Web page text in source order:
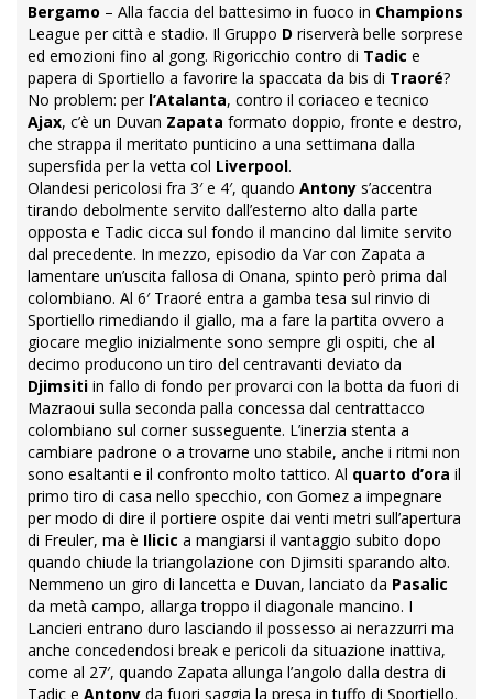
Bergamo – Alla faccia del battesimo in fuoco in Champions
League per città e stadio. Il Gruppo D riserverà belle sorprese
ed emozioni fino al gong. Rigoricchio contro di Tadic e
papera di Sportiello a favorire la spaccata da bis di Traoré?
No problem: per l’Atalanta, contro il coriaceo e tecnico
Ajax, c’è un Duvan Zapata formato doppio, fronte e destro,
che strappa il meritato punticino a una settimana dalla
supersfida per la vetta col Liverpool.
Olandesi pericolosi fra 3′ e 4′, quando Antony s’accentra
tirando debolmente servito dall’esterno alto dalla parte
opposta e Tadic cicca sul fondo il mancino dal limite servito
dal precedente. In mezzo, episodio da Var con Zapata a
lamentare un’uscita fallosa di Onana, spinto però prima dal
colombiano. Al 6′ Traoré entra a gamba tesa sul rinvio di
Sportiello rimediando il giallo, ma a fare la partita ovvero a
giocare meglio inizialmente sono sempre gli ospiti, che al
decimo producono un tiro del centravanti deviato da
Djimsiti in fallo di fondo per provarci con la botta da fuori di
Mazraoui sulla seconda palla concessa dal centrattacco
colombiano sul corner susseguente. L’inerzia stenta a
cambiare padrone o a trovarne uno stabile, anche i ritmi non
sono esaltanti e il confronto molto tattico. Al quarto d’ora il
primo tiro di casa nello specchio, con Gomez a impegnare
per modo di dire il portiere ospite dai venti metri sull’apertura
di Freuler, ma è Ilicic a mangiarsi il vantaggio subito dopo
quando chiude la triangolazione con Djimsiti sparando alto.
Nemmeno un giro di lancetta e Duvan, lanciato da Pasalic
da metà campo, allarga troppo il diagonale mancino. I
Lancieri entrano duro lasciando il possesso ai nerazzurri ma
anche concedendosi break e pericoli da situazione inattiva,
come al 27′, quando Zapata allunga l’angolo dalla destra di
Tadic e Antony da fuori saggia la presa in tuffo di Sportiello.